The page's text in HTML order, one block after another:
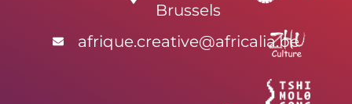
Brussels
afrique.creative@africalia.be